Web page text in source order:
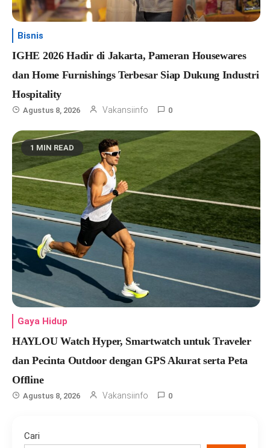
Bisnis
IGHE 2026 Hadir di Jakarta, Pameran Housewares
dan Home Furnishings Terbesar Siap Dukung Industri
Hospitality
Agustus 8, 2026 Vakansiinfo 0
1 MIN READ
Gaya Hidup
HAYLOU Watch Hyper, Smartwatch untuk Traveler
dan Pecinta Outdoor dengan GPS Akurat serta Peta
Offline
Agustus 8, 2026 Vakansiinfo 0
Cari